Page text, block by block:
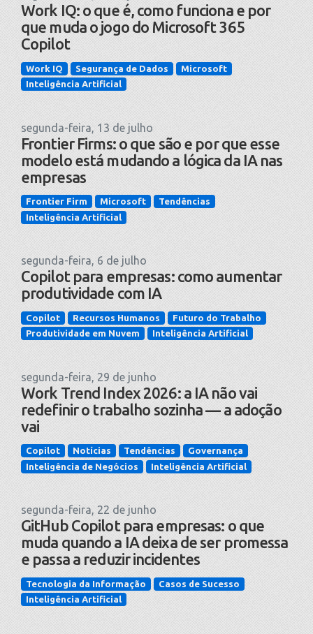
Work IQ: o que é, como funciona e por
que muda o jogo do Microsoft 365
Copilot
Work IQ Segurança de Dados
Microsoft
Inteligência Artificial
segunda-feira, 13 de julho
Frontier Firms: o que são e por que esse
modelo está mudando a lógica da IA nas
empresas
Frontier Firm Microsoft
Tendências
Inteligência Artificial
segunda-feira, 6 de julho
Copilot para empresas: como aumentar
produtividade com IA
Copilot Recursos Humanos
Futuro do Trabalho
Produtividade em Nuvem
Inteligência Artificial
segunda-feira, 29 de junho
Work Trend Index 2026: a IA não vai
redefinir o trabalho sozinha — a adoção
vai
Copilot Notícias Tendências
Governança
Inteligência de Negócios
Inteligência Artificial
segunda-feira, 22 de junho
GitHub Copilot para empresas: o que
muda quando a IA deixa de ser promessa
e passa a reduzir incidentes
Tecnologia da Informação
Casos de Sucesso
Inteligência Artificial